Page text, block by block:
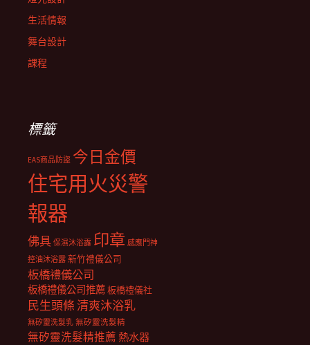
生活情報
舞台設計
課程
標籤
EAS商品防盜 今日金價
住宅用火災警
報器
佛具 保濕沐浴露 印章 感應門神
控油沐浴露 新竹禮儀公司
板橋禮儀公司
板橋禮儀公司推薦板橋禮儀社
民生頭條清爽沐浴乳
無矽靈洗髮乳 無矽靈洗髮精
無矽靈洗髮精推薦 熱水器